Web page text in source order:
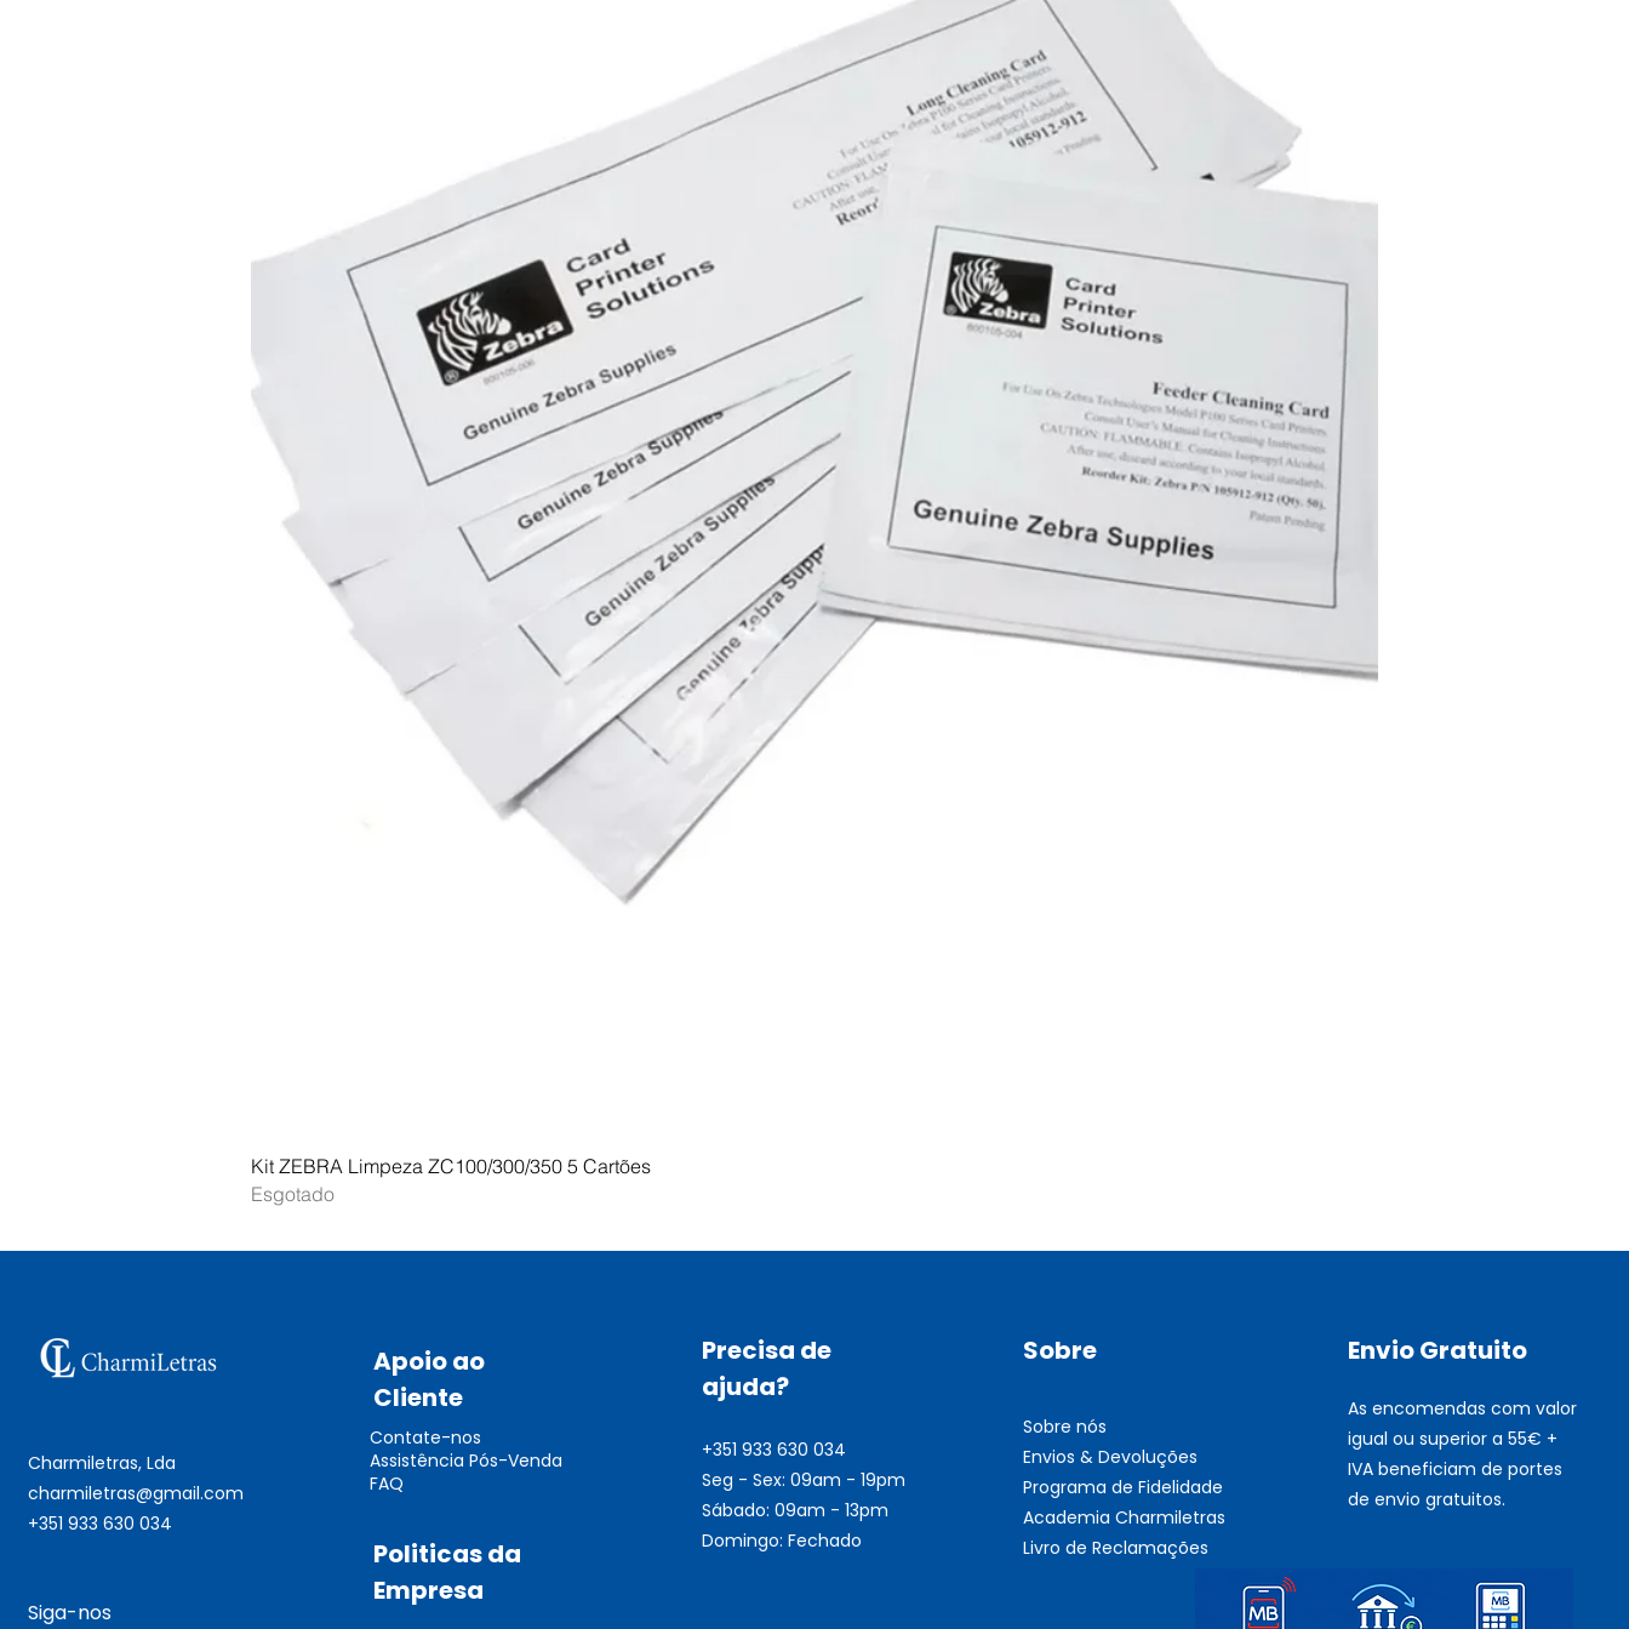
Kit ZEBRA Limpeza ZC100/300/350 5 Cartões
Esgotado
Charmiletras, Lda
charmiletras@gmail.com
+351 933 630 034
Siga-nos
Apoio ao
Cliente
Contate-nos
Assistência Pós-Venda
FAQ
Politicas da
Empresa
Precisa de
ajuda?
+351 933 630 034
Seg - Sex: 09am - 19pm
Sábado: 09am - 13pm
Domingo: Fechado
Sobre
Sobre nós
Envios & Devoluções
Programa de Fidelidade
Academia Charmiletras
Livro de Reclamações
Envio Gratuito
As encomendas com valor
igual ou superior a 55€ +
IVA beneficiam de portes
de envio gratuitos.